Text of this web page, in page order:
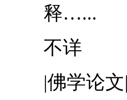
释…...
不详
|佛学论